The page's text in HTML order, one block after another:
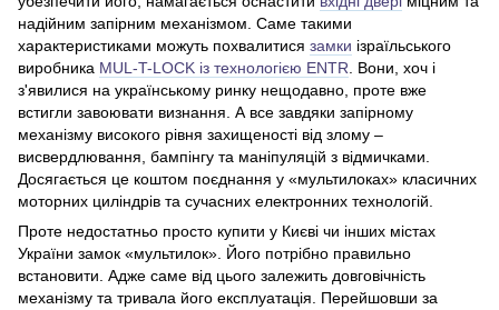
надійним запірним механізмом. Саме такими
характеристиками можуть похвалитися замки ізраїльського
виробника MUL-T-LOCK із технологією ENTR. Вони, хоч і
з'явилися на українському ринку нещодавно, проте вже
встигли завоювати визнання. А все завдяки запірному
механізму високого рівня захищеності від злому –
висвердлювання, бампінгу та маніпуляцій з відмичками.
Досягається це коштом поєднання у «мультилоках» класичних
моторних циліндрів та сучасних електронних технологій.
Проте недостатньо просто купити у Києві чи інших містах
України замок «мультилок». Його потрібно правильно
встановити. Адже саме від цього залежить довговічність
механізму та тривала його експлуатація. Перейшовши за